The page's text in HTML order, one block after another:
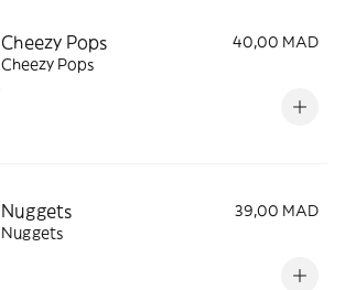
Cheezy Pops
40,00 MAD
Cheezy Pops
Nuggets
39,00 MAD
Nuggets